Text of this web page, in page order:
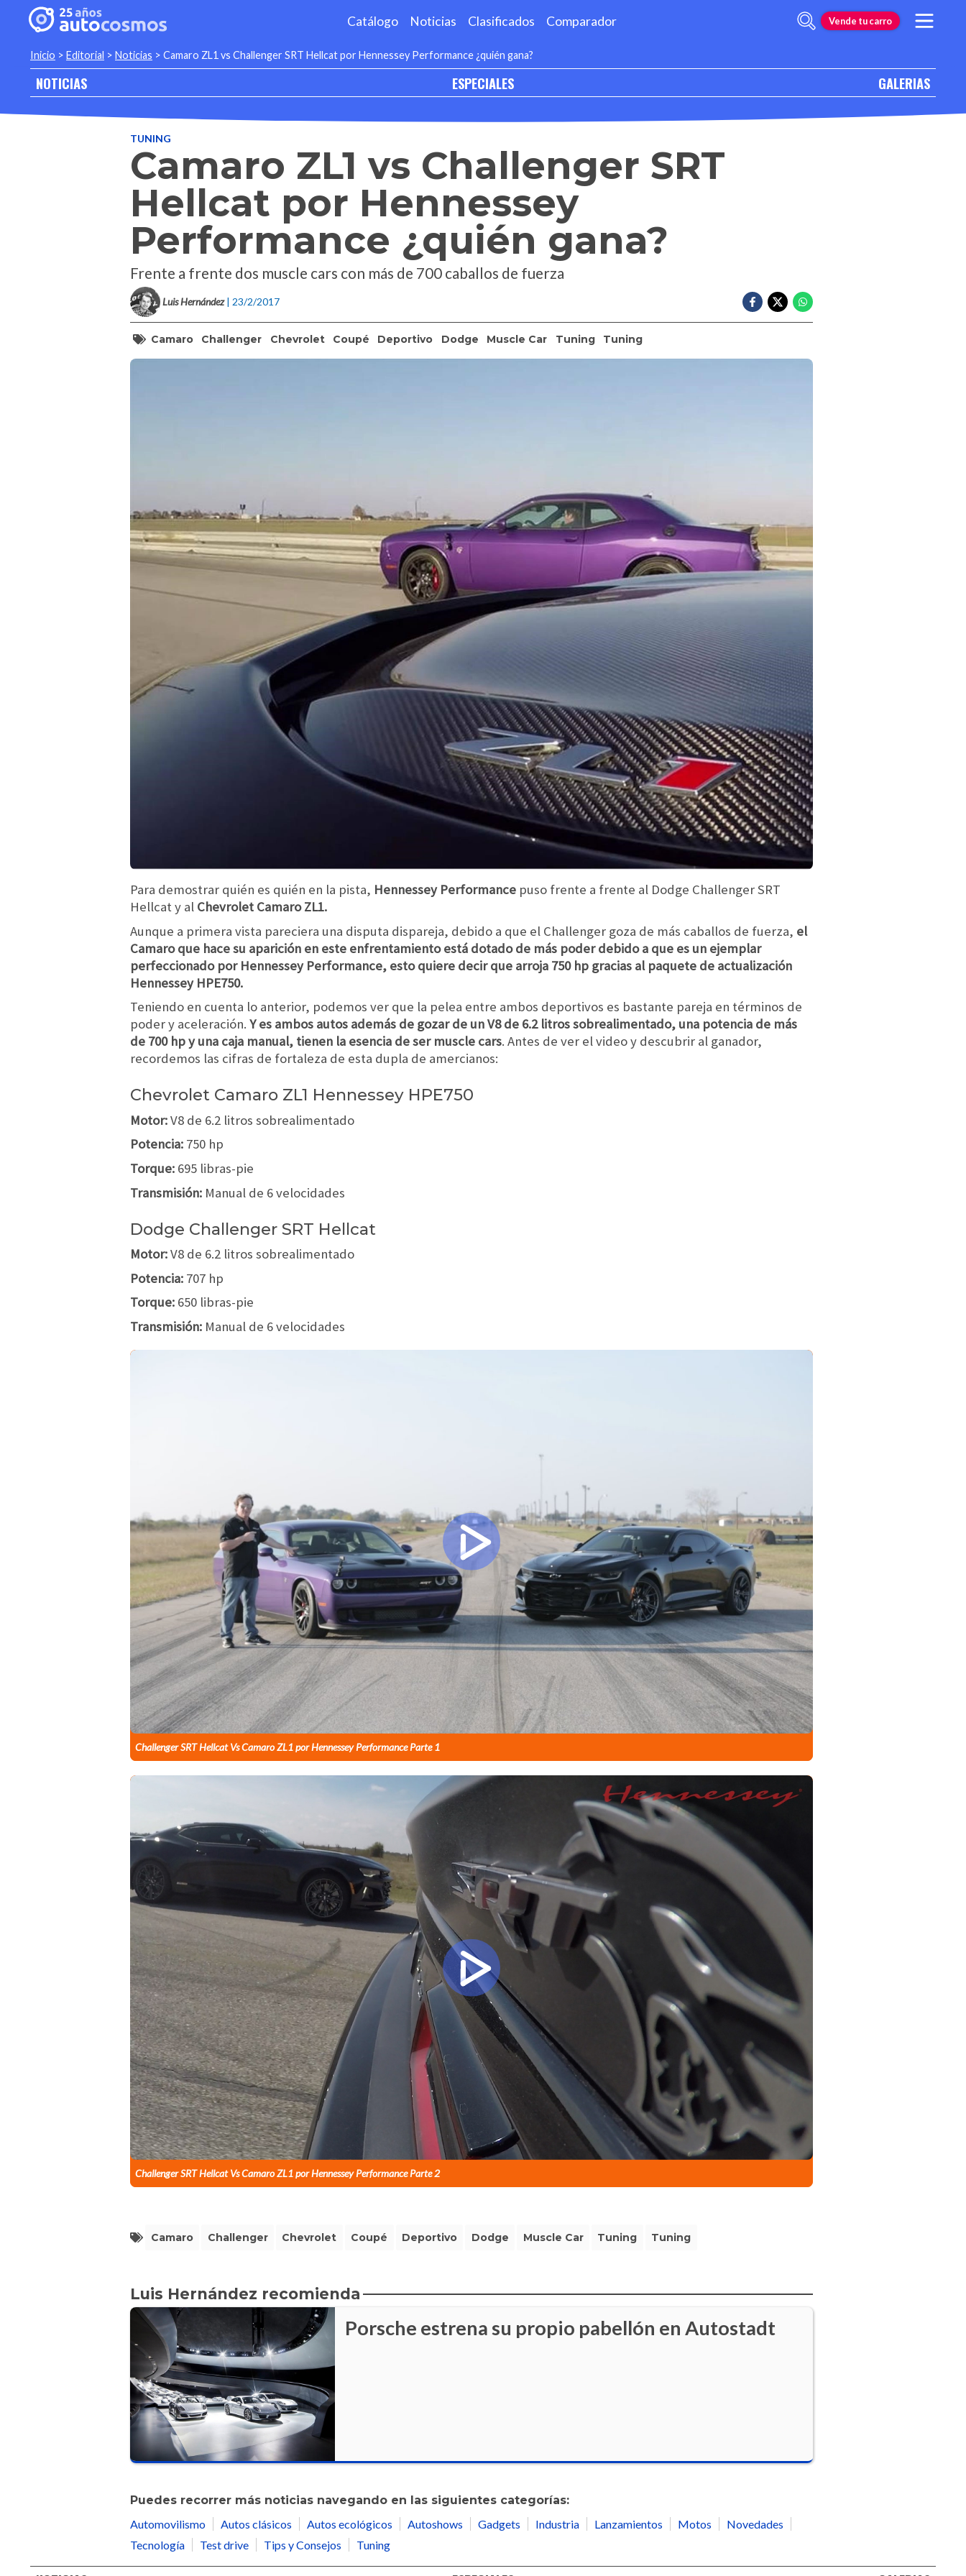
Catálogo Noticias Clasificados Comparador Vende tu carro
Inicio > Editorial > Noticias > Camaro ZL1 vs Challenger SRT Hellcat por Hennessey Performance ¿quién gana?
NOTICIAS ESPECIALES GALERIAS
TUNING
Camaro ZL1 vs Challenger SRT
Hellcat por Hennessey
Performance ¿quién gana?
Frente a frente dos muscle cars con más de 700 caballos de fuerza
Luis Hernández | 23/2/2017
Camaro Challenger Chevrolet Coupé Deportivo Dodge Muscle Car Tuning Tuning
Para demostrar quién es quién en la pista, Hennessey Performance puso frente a frente al Dodge Challenger SRT
Hellcat y al Chevrolet Camaro ZL1.
Aunque a primera vista pareciera una disputa dispareja, debido a que el Challenger goza de más caballos de fuerza, el
Camaro que hace su aparición en este enfrentamiento está dotado de más poder debido a que es un ejemplar
perfeccionado por Hennessey Performance, esto quiere decir que arroja 750 hp gracias al paquete de actualización
Hennessey HPE750.
Teniendo en cuenta lo anterior, podemos ver que la pelea entre ambos deportivos es bastante pareja en términos de
poder y aceleración. Y es ambos autos además de gozar de un V8 de 6.2 litros sobrealimentado, una potencia de más
de 700 hp y una caja manual, tienen la esencia de ser muscle cars. Antes de ver el video y descubrir al ganador,
recordemos las cifras de fortaleza de esta dupla de amercianos:
Chevrolet Camaro ZL1 Hennessey HPE750
Motor:V8 de 6.2 litros sobrealimentado
Potencia: 750 hp
Torque: 695 libras-pie
Transmisión: Manual de 6 velocidades
Dodge Challenger SRT Hellcat
Motor:V8 de 6.2 litros sobrealimentado
Potencia: 707 hp
Torque: 650 libras-pie
Transmisión: Manual de 6 velocidades
Challenger SRT Hellcat Vs Camaro ZL1 por Hennessey Performance Parte 1
Challenger SRT Hellcat Vs Camaro ZL1 por Hennessey Performance Parte 2
Camaro Challenger Chevrolet Coupé Deportivo Dodge Muscle Car Tuning Tuning
Luis Hernández recomienda
Porsche estrena su propio pabellón en Autostadt
Puedes recorrer más noticias navegando en las siguientes categorías:
Automovilismo
Autos clásicos Autos ecológicos Autoshows Gadgets Industria Lanzamientos Motos
Novedades
Tecnología
Test drive Tips y Consejos Tuning